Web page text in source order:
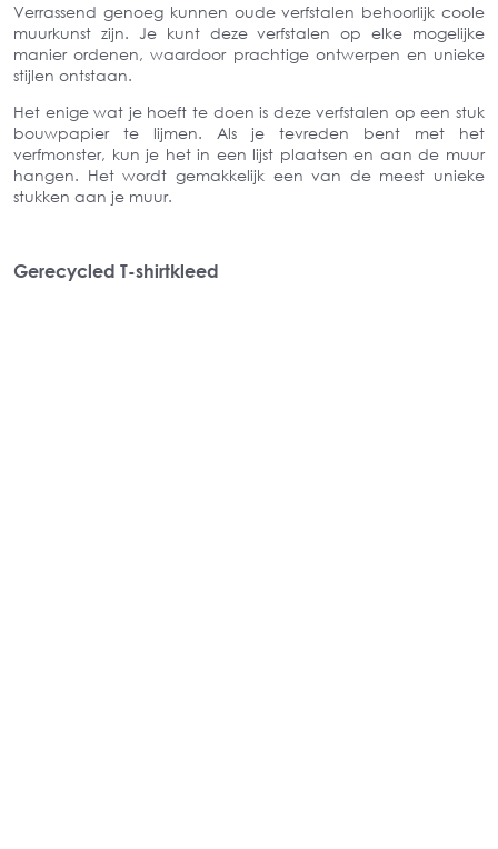
Verrassend genoeg kunnen oude verfstalen behoorlijk coole
muurkunst zijn. Je kunt deze verfstalen op elke mogelijke
manier ordenen, waardoor prachtige ontwerpen en unieke
stijlen ontstaan.
Het enige wat je hoeft te doen is deze verfstalen op een stuk
bouwpapier te lijmen. Als je tevreden bent met het
verfmonster, kun je het in een lijst plaatsen en aan de muur
hangen. Het wordt gemakkelijk een van de meest unieke
stukken aan je muur.
Gerecycled T-shirtkleed